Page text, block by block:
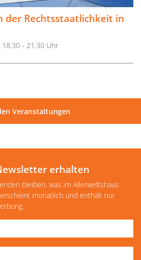
der Rechtsstaatlichkeit in
- 21.30 Uhr
Veranstaltungen
erhalten
bleiben, was im Allerweltshaus
monatlich und enthält nur